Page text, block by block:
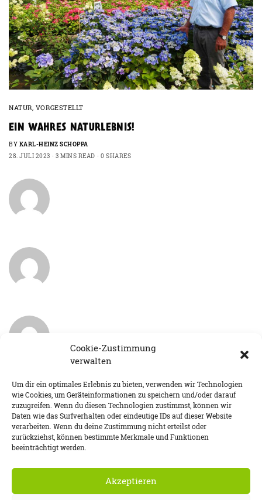
Cookie-Zustimmung
verwalten
Um dir ein optimales Erlebnis zu bieten, verwenden wir Technologien
wie Cookies, um Geräteinformationen zu speichern und/oder darauf
zuzugreifen. Wenn du diesen Technologien zustimmst, können wir
Daten wie das Surfverhalten oder eindeutige IDs auf dieser Website
verarbeiten. Wenn du deine Zustimmung nicht erteilst oder
zurückziehst, können bestimmte Merkmale und Funktionen
beeinträchtigt werden.
Akzeptieren
NATUR, VORGESTELLT
EIN WAHRES NATURLEBNIS!
BY KARL-HEINZ SCHOPPA
28. JULI 2023
3 MINS READ 0 SHARES
DATENSCHUTZ IMPRESSUM COOKIE-RICHTLINIE (EU)